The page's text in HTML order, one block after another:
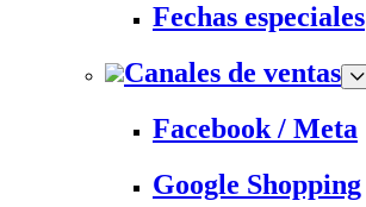
Fechas especiales
Canales de ventas
Facebook / Meta
Google Shopping